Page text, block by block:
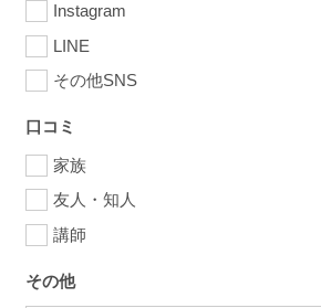
Instagram
LINE
その他SNS
口コミ
家族
友人・知人
講師
その他